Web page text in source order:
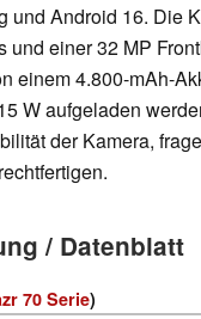
und Android 16. Die
und einer 32 MP
einem 4.800-mAh-
W aufgeladen
der Kamera,
/ Datenblatt
70 Serie)